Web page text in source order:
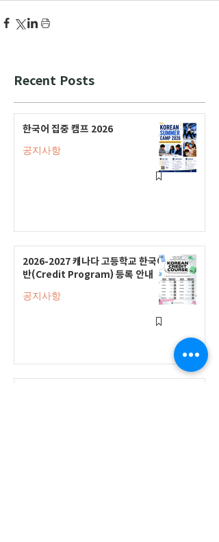
Recent Posts
한국어 집중 캠프 2026
공지사항
2026-2027 캐나다 고등학교 한국어
반(Credit Program) 등록 안내
공지사항